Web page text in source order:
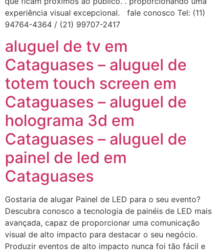
experiência visual excepcional. fale conosco Tel: (11)
94764-4364 / (21) 99707-2417
aluguel de tv em
Cataguases – aluguel de
totem touch screen em
Cataguases – aluguel de
holograma 3d em
Cataguases – aluguel de
painel de led em
Cataguases
Gostaria de alugar Painel de LED para o seu evento?
Descubra conosco a tecnologia de painéis de LED mais
avançada, capaz de proporcionar uma comunicação
visual de alto impacto para destacar o seu negócio.
Produzir eventos de alto impacto nunca foi tão fácil e